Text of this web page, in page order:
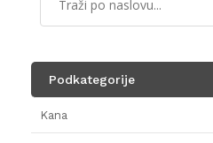
Podkategorije
Kana